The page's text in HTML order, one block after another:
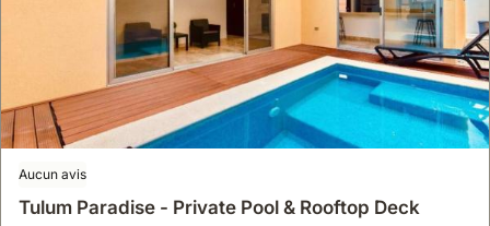
Aucun avis
Tulum Paradise - Private Pool & Rooftop Deck